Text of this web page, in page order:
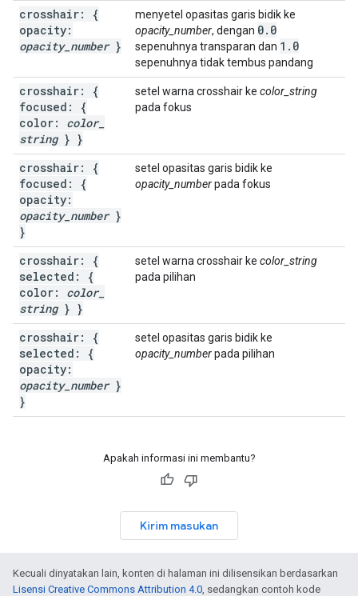
crosshair: {
opacity:
opacity_ number}
menyetel opasitas garis bidik ke
opacity_number, dengan 0. 0
sepenuhnya transparan dan 1 . 0
sepenuhnya tidak tembus pandang
crosshair: {
focused: {
color: color_
string} }
setel warna crosshair ke color_string
pada fokus
crosshair: {
focused: {
opacity:
opacity_ number}
}
setel opasitas garis bidik ke
opacity_numberpada fokus
crosshair: {
selected: {
color: color_
string} }
setel warna crosshair ke color_string
pada pilihan
crosshair: {
selected: {
opacity:
opacity_ number}
}
setel opasitas garis bidik ke
opacity_numberpada pilihan
Apakah informasi ini membantu?
Kirim masukan
Kecuali dinyatakan lain, konten di halaman ini dilisensikan berdasarkan
Lisensi Creative Commons Attribution 4.0 , sedangkan contoh kode